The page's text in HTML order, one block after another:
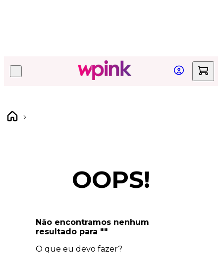
OOPS!
Não encontramos nenhum
resultado para ""
O que eu devo fazer?